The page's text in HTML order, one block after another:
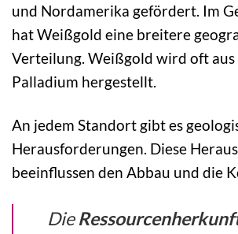
und Nordamerika gefördert. Im
hat Weißgold eine breitere
Verteilung. Weißgold wird oft aus
Palladium hergestellt.
An jedem Standort gibt es
Herausforderungen. Diese
beeinflussen den Abbau und die
Die